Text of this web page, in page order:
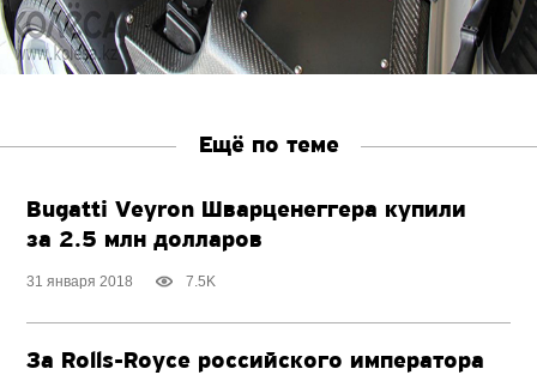
Ещё по теме
Bugatti Veyron Шварценеггера купили
за 2.5 млн долларов
31 января 2018 7.5K
За Rolls-Royce российского императора